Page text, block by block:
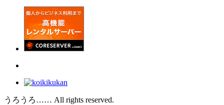
うろうろ…… All rights reserved.